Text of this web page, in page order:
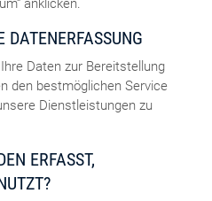
DATENERFASSUNG
Daten zur Bereitstellung
den bestmöglichen Service
Dienstleistungen zu
ERFASST,